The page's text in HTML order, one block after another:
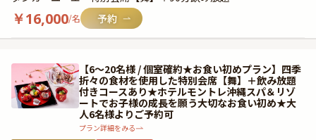
￥16,000/名
【6〜20名様 / 個室確約★お食い初めプラン】四季
折々の食材を使用した特別会席【舞】＋飲み放題
付きコースあり★ホテルモントレ沖縄スパ＆リゾ
ートでお子様の成長を願う大切なお食い初め★大
人6名様よりご予約可
プラン詳細をみる